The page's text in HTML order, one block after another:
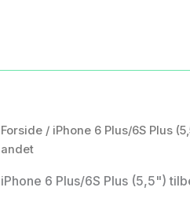
Forside / iPhone 6 Plus/6S Plus
andet
iPhone 6 Plus/6S Plus (5,5")